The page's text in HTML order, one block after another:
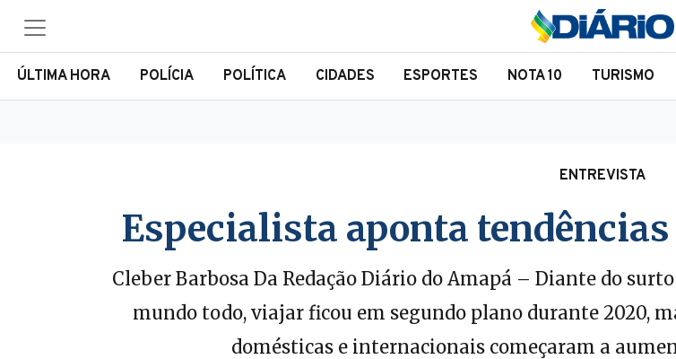
ÚLTIMA HORA POLÍCIA POLÍTICA CIDADES ESPORTES NOTA 10 TURISMO
ENTREVISTA
Especialista aponta
Cleber Barbosa Da Redação Diário do Amapá – Diante do
mundo todo, viajar ficou em segundo plano durante 2020,
domésticas e internacionais começaram a